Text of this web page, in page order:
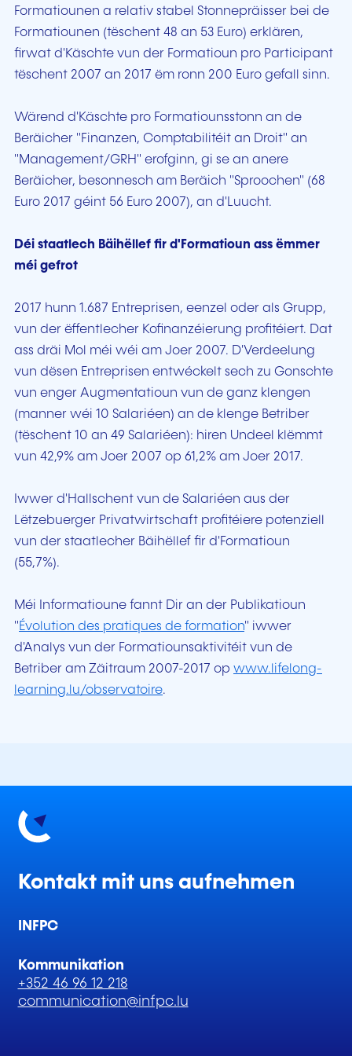
Formatiounen a relativ stabel Stonnepräisser bei de
Formatiounen (tëschent 48 an 53 Euro) erklären,
firwat d'Käschte vun der Formatioun pro Participant
tëschent 2007 an 2017 ëm ronn 200 Euro gefall sinn.
Wärend d'Käschte pro Formatiounsstonn an de
Beräicher "Finanzen, Comptabilitéit an Droit" an
"Management/GRH" erofginn, gi se an anere
Beräicher, besonnesch am Beräich "Sproochen" (68
Euro 2017 géint 56 Euro 2007), an d'Luucht.
Déi staatlech Bäihëllef fir d'Formatioun ass ëmmer
méi gefrot
2017 hunn 1.687 Entreprisen, eenzel oder als Grupp,
vun der ëffentlecher Kofinanzéierung profitéiert. Dat
ass dräi Mol méi wéi am Joer 2007. D'Verdeelung
vun dësen Entreprisen entwéckelt sech zu Gonschte
vun enger Augmentatioun vun de ganz klengen
(manner wéi 10 Salariéen) an de klenge Betriber
(tëschent 10 an 49 Salariéen): hiren Undeel klëmmt
vun 42,9% am Joer 2007 op 61,2% am Joer 2017.
Iwwer d'Hallschent vun de Salariéen aus der
Lëtzebuerger Privatwirtschaft profitéiere potenziell
vun der staatlecher Bäihëllef fir d'Formatioun
(55,7%).
Méi Informatioune fannt Dir an der Publikatioun
"Évolution des pratiques de formation" iwwer
d'Analys vun der Formatiounsaktivitéit vun de
Betriber am Zäitraum 2007-2017 op www.lifelong-
learning.lu/observatoire.
Kontakt mit uns aufnehmen
INFPC
Kommunikation
+352 46 96 12 218
communication@infpc.lu